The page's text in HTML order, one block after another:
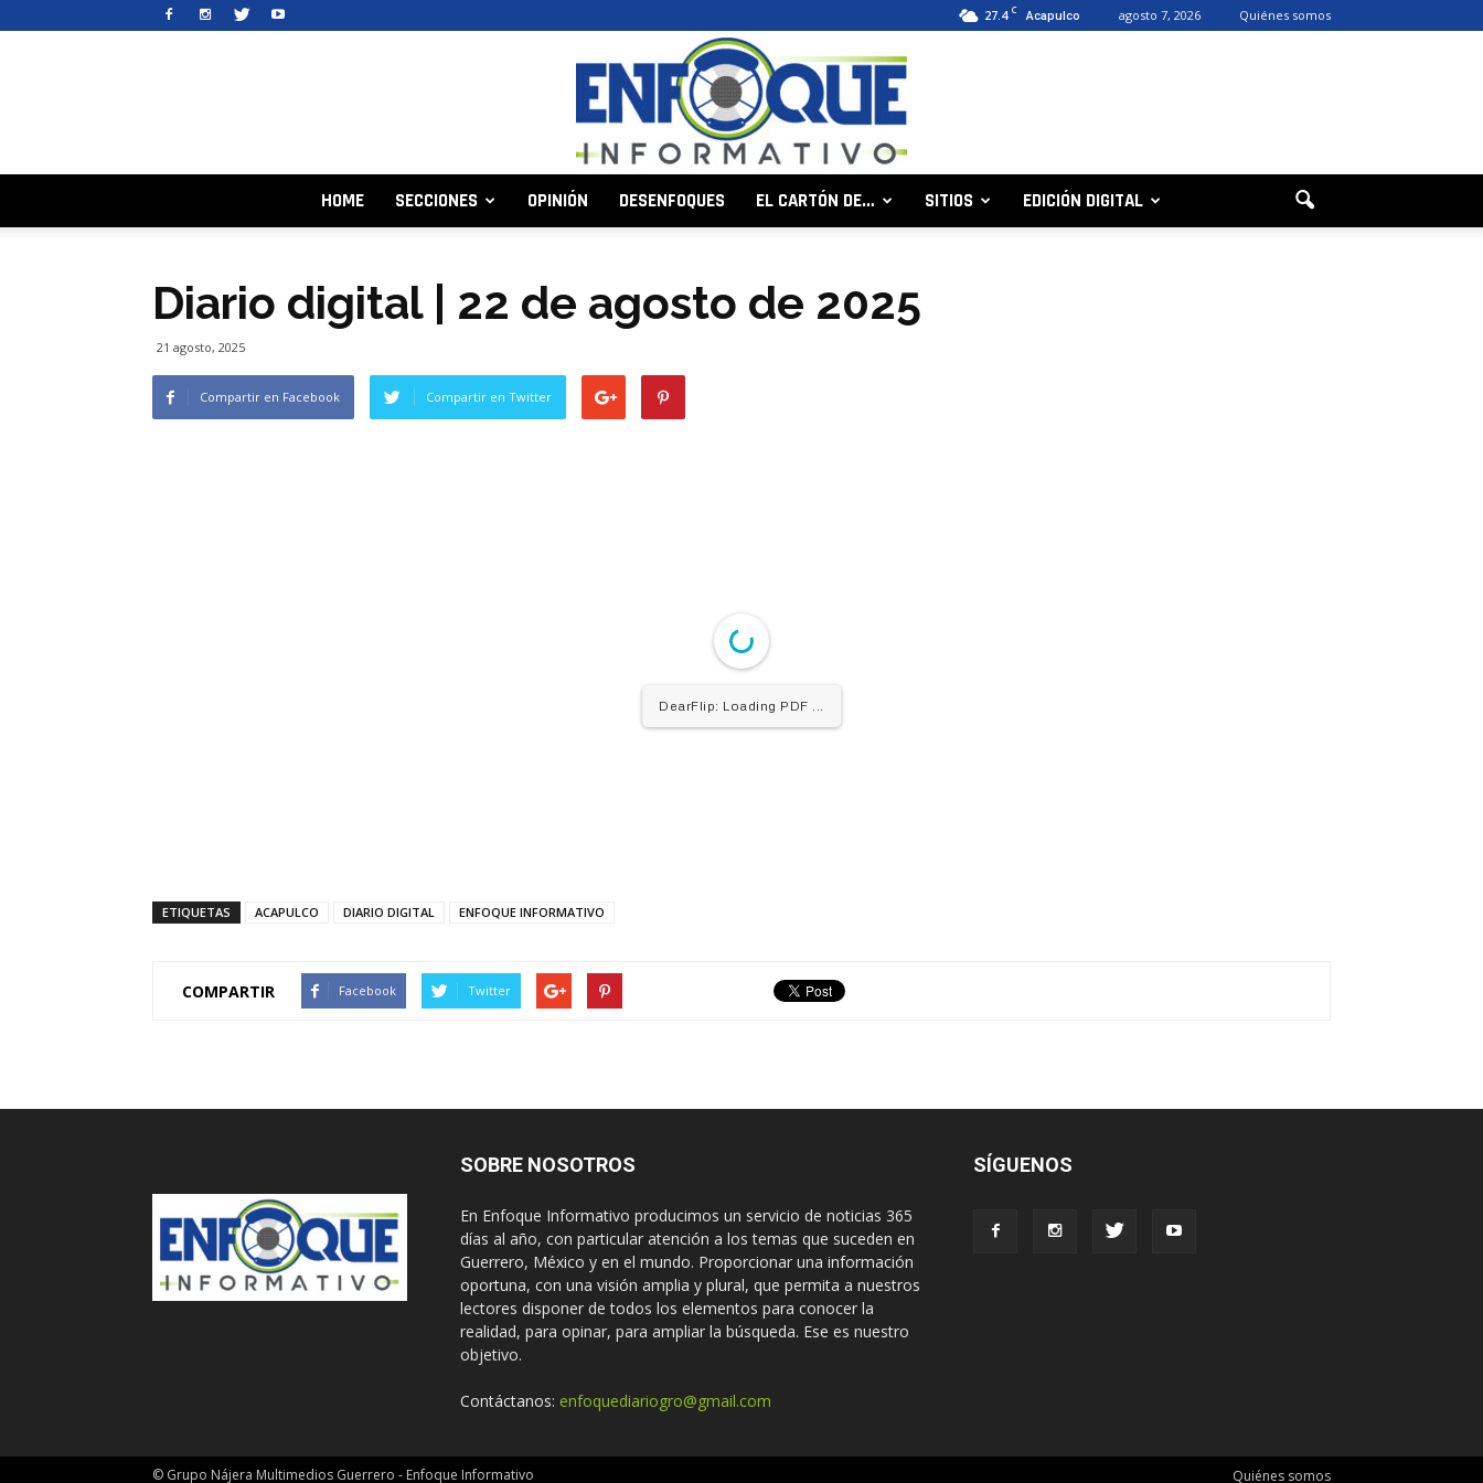
27.4 C Acapulco agosto 7, 2026 Quiénes somos
HOME SECCIONES OPINIÓN DESENFOQUES EL CARTÓN DE… SITIOS EDICIÓN DIGITAL
Diario digital | 22 de agosto de 2025
21 agosto, 2025
Compartir en Facebook Compartir en Twitter
DearFlip: Loading PDF ...
ETIQUETAS ACAPULCO DIARIO DIGITAL ENFOQUE INFORMATIVO
COMPARTIR Facebook Twitter
SOBRE NOSOTROS
En Enfoque Informativo producimos un servicio de noticias 365
días al año, con particular atención a los temas que suceden en
Guerrero, México y en el mundo. Proporcionar una información
oportuna, con una visión amplia y plural, que permita a nuestros
lectores disponer de todos los elementos para conocer la
realidad, para opinar, para ampliar la búsqueda. Ese es nuestro
objetivo.
Contáctanos: enfoquediariogro@gmail.com
SÍGUENOS
Quiénes somos
© Grupo Nájera Multimedios Guerrero - Enfoque Informativo